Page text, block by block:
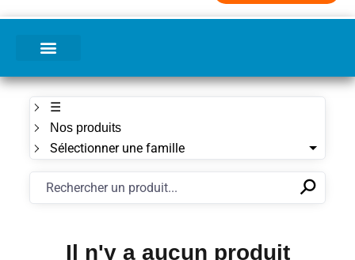
☰
Nos produits
Sélectionner une famille
✕⚲
Il n'y a aucun produit